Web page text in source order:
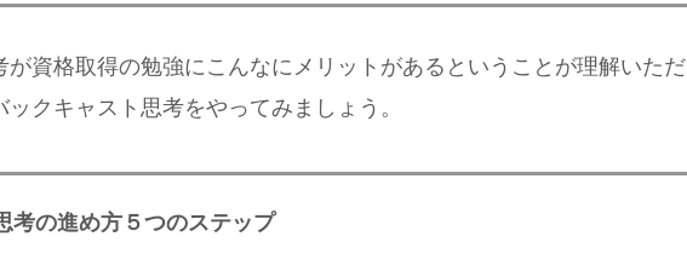
が資格取得の勉強にこんなにメリットがあるということが理解いただ
クキャスト思考をやってみましょう。
考の進め方５つのステップ